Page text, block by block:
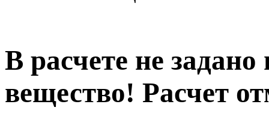
В расчете не
вещество! Расчет